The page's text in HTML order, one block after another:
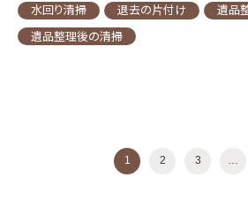
水回り清掃
退去の片付け
遺品
遺品整理後の清掃
投稿ナビゲ
1 2 3 …